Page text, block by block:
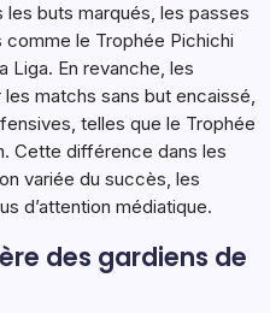
buts marqués, les passes
le Trophée Pichichi
Liga. En revanche, les
matchs sans but encaissé,
telles que le Trophée
Cette différence dans les
variée du succès, les
d’attention médiatique.
des gardiens de